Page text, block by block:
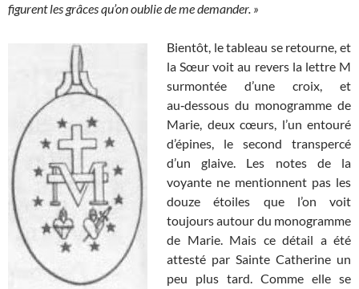
figurent les grâces qu’on oublie de me demander. »
Bientôt, le tableau se retourne, et
la Sœur voit au revers la lettre M
surmontée d’une croix, et
au‑dessous du monogramme de
Marie, deux cœurs, l’un entouré
d’épines, le second transpercé
d’un glaive. Les notes de la
voyante ne mentionnent pas les
douze étoiles que l’on voit
toujours autour du monogramme
de Marie. Mais ce détail a été
attesté par Sainte Catherine un
peu plus tard. Comme elle se